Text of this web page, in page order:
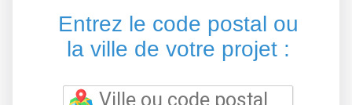
Entrez le code postal ou
la ville de votre projet :